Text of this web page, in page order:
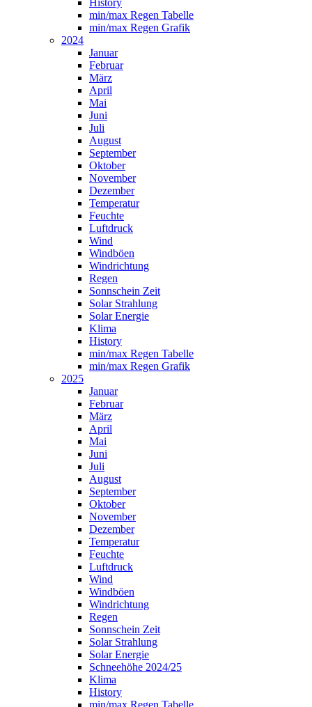
History
min/max Regen Tabelle
min/max Regen Grafik
2024
Januar
Februar
März
April
Mai
Juni
Juli
August
September
Oktober
November
Dezember
Temperatur
Feuchte
Luftdruck
Wind
Windböen
Windrichtung
Regen
Sonnschein Zeit
Solar Strahlung
Solar Energie
Klima
History
min/max Regen Tabelle
min/max Regen Grafik
2025
Januar
Februar
März
April
Mai
Juni
Juli
August
September
Oktober
November
Dezember
Temperatur
Feuchte
Luftdruck
Wind
Windböen
Windrichtung
Regen
Sonnschein Zeit
Solar Strahlung
Solar Energie
Schneehöhe 2024/25
Klima
History
min/max Regen Tabelle